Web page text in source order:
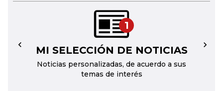
1
MI SELECCIÓN DE NOTICIAS
Noticias personalizadas, de acuerdo a sus
temas de interés
← →